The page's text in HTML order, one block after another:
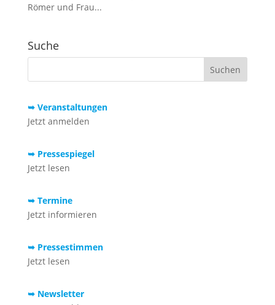
Römer und Frau...
Suche
➥ Veranstaltungen
Jetzt anmelden
➥ Pressespiegel
Jetzt lesen
➥ Termine
Jetzt informieren
➥ Pressestimmen
Jetzt lesen
➥ Newsletter